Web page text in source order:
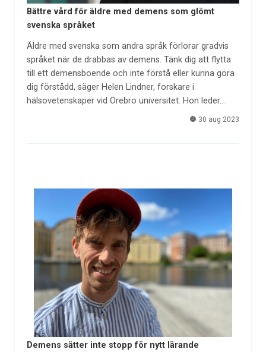
Bättre vård för äldre med demens som glömt
svenska språket
Äldre med svenska som andra språk förlorar gradvis
språket när de drabbas av demens. Tänk dig att flytta
till ett demensboende och inte förstå eller kunna göra
dig förstådd, säger Helen Lindner, forskare i
hälsovetenskaper vid Örebro universitet. Hon leder…
30 aug 2023
Demens sätter inte stopp för nytt lärande